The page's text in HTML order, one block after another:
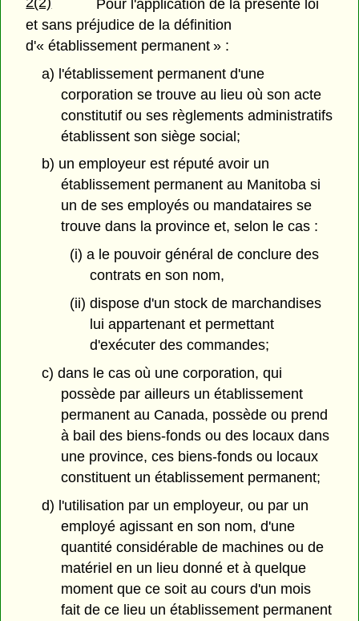
Pour l'application de la présente loi
et sans préjudice de la définition
d'« établissement permanent » :
a) l'établissement permanent d'une
corporation se trouve au lieu où son acte
constitutif ou ses règlements administratifs
établissent son siège social;
b) un employeur est réputé avoir un
établissement permanent au Manitoba si
un de ses employés ou mandataires se
trouve dans la province et, selon le cas :
(i) a le pouvoir général de conclure des
contrats en son nom,
(ii) dispose d'un stock de marchandises
lui appartenant et permettant
d'exécuter des commandes;
c) dans le cas où une corporation, qui
possède par ailleurs un établissement
permanent au Canada, possède ou prend
à bail des biens-fonds ou des locaux dans
une province, ces biens-fonds ou locaux
constituent un établissement permanent;
d) l'utilisation par un employeur, ou par un
employé agissant en son nom, d'une
quantité considérable de machines ou de
matériel en un lieu donné et à quelque
moment que ce soit au cours d'un mois
fait de ce lieu un établissement permanent